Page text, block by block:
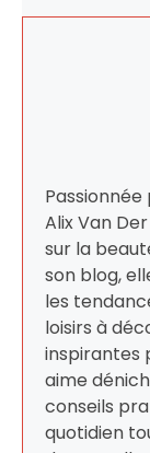
Alix Van
sur la
son blog,
les
loisirs à
inspirantes
aime
conseils
quotidien